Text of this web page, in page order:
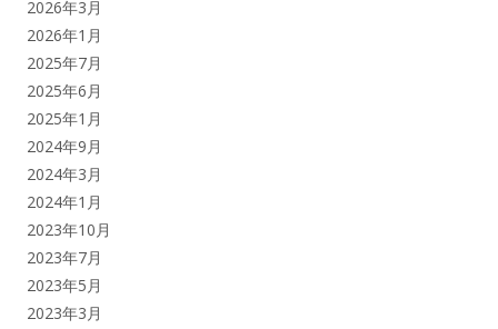
2026年3月
2026年1月
2025年7月
2025年6月
2025年1月
2024年9月
2024年3月
2024年1月
2023年10月
2023年7月
2023年5月
2023年3月